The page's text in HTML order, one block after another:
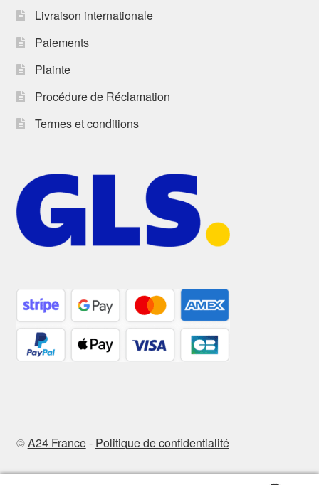
Livraison internationale
Paiements
Plainte
Procédure de Réclamation
Termes et conditions
©A24 France- Politique de confidentialité